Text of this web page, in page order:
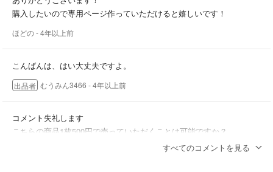
購入したいので専用ページ作っていただけると嬉しいです！
ほどの- 4年以上前
こんばんは、はい大丈夫ですよ。
出品者 むうみん3466 - 4年以上前
コメント失礼します
こちらの商品1枚500円で売っていただくことは可能ですか？
すべてのコメントを見る